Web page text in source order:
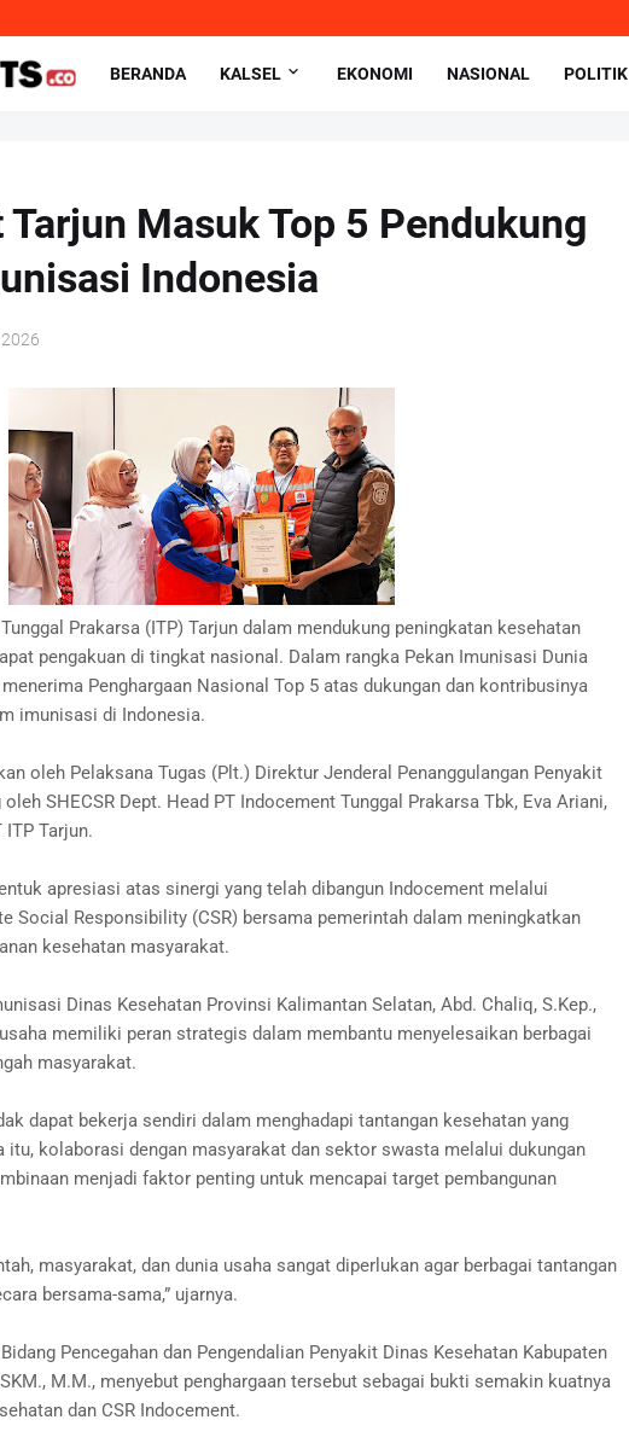
BERANDA KALSEL EKONOMI NASIONAL POLITIK
Masuk Top 5 Pendukung
Indonesia
Prakarsa (ITP) Tarjun dalam mendukung peningkatan kesehatan
pengakuan di tingkat nasional. Dalam rangka Pekan Imunisasi Dunia
Penghargaan Nasional Top 5 atas dukungan dan kontribusinya
imunisasi di Indonesia.
oleh Pelaksana Tugas (Plt.) Direktur Jenderal Penanggulangan Penyakit
SHECSR Dept. Head PT Indocement Tunggal Prakarsa Tbk, Eva Ariani,
ITP Tarjun.
apresiasi atas sinergi yang telah dibangun Indocement melalui
Social Responsibility (CSR) bersama pemerintah dalam meningkatkan
kesehatan masyarakat.
Dinas Kesehatan Provinsi Kalimantan Selatan, Abd. Chaliq, S.Kep.,
memiliki peran strategis dalam membantu menyelesaikan berbagai
masyarakat.
dapat bekerja sendiri dalam menghadapi tantangan kesehatan yang
itu, kolaborasi dengan masyarakat dan sektor swasta melalui dukungan
menjadi faktor penting untuk mencapai target pembangunan
masyarakat, dan dunia usaha sangat diperlukan agar berbagai tantangan
bersama-sama,” ujarnya.
Pencegahan dan Pengendalian Penyakit Dinas Kesehatan Kabupaten
M.M., menyebut penghargaan tersebut sebagai bukti semakin kuatnya
dan CSR Indocement.